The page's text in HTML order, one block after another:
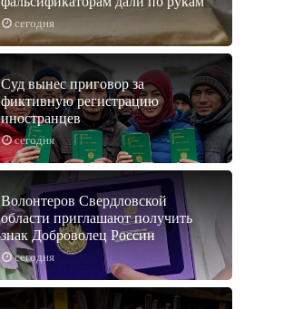
сегодня
сегодня
Суд вынес приговор за
фиктивную регистрацию
иностранцев
сегодня
Волонтеров Свердловской
области приглашают получить
знак Доброволец России